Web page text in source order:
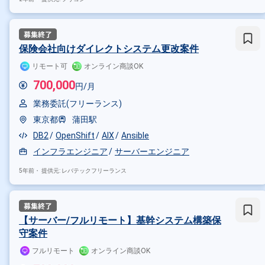
保険会社向けダイレクトシステム更改案件
リモート可 オンライン商談OK
700,000円/月
業務委託(フリーランス)
東京都
蒲田駅
DB2
OpenShift AIX
Ansible
インフラエンジニア
サーバーエンジニア
5年前・ 提供元: レバテックフリーランス
【サーバー/フルリモート】基幹システム構築保
守案件
フルリモート オンライン商談OK
Linux Unix
その他の職種から探す